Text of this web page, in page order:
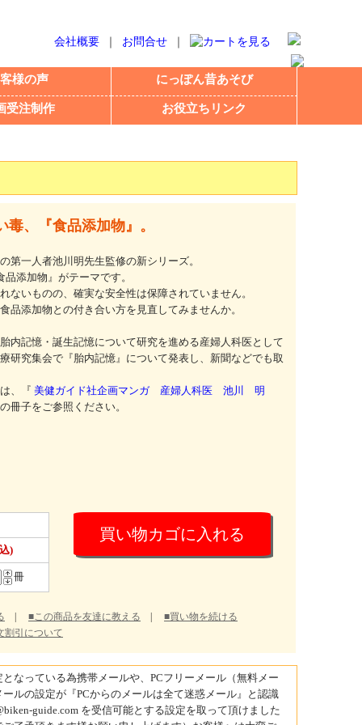
会社概要 お問合せ
様の声 にっぽん昔あそび
受注制作 お役立ちリンク
、『食品添加物』。
第一人者池川明先生監修の新シリーズ。
添加物』がテーマです。
ないものの、確実な安全性は保障されていません。
品添加物との付き合い方を見直してみませんか。
内記憶・誕生記憶について研究を進める産婦人科医として
研究集会で『胎内記憶』について発表し、新聞などでも取
、『 美健ガイド社企画マンガ 産婦人科医 池川 明
冊子をご参照ください。
)
冊
■この商品を友達に教える
■買い物を続ける
割引について
なっている為携帯メールや、PCフリーメール（無料メー
ルの設定が『PCからのメールは全て迷惑メール』と認識
guide.com を受信可能とする設定を取って頂けました